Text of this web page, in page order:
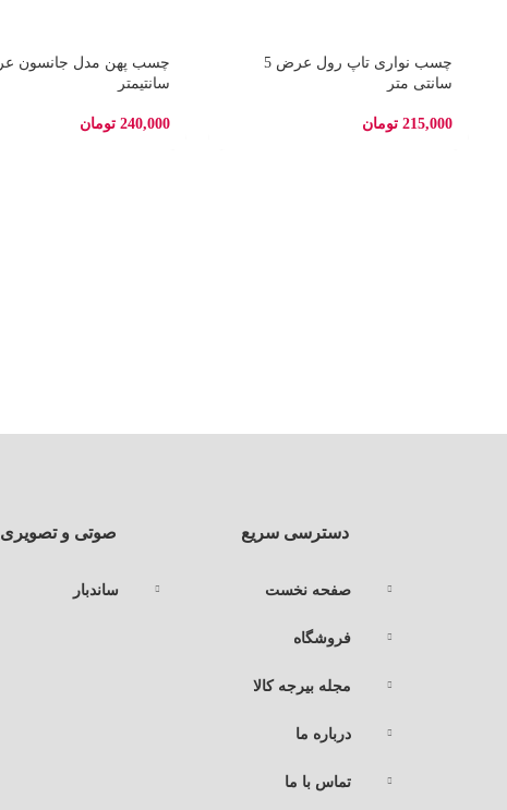
چسب نواری تاپ رول عرض 5
سانتی متر
215,000 تومان
سانتیمتر
240,000 تومان
دسترسی سریع
صفحه نخست
فروشگاه
مجله بیرجه کالا
درباره ما
تماس با ما
صوتی و تصویری
ساندبار